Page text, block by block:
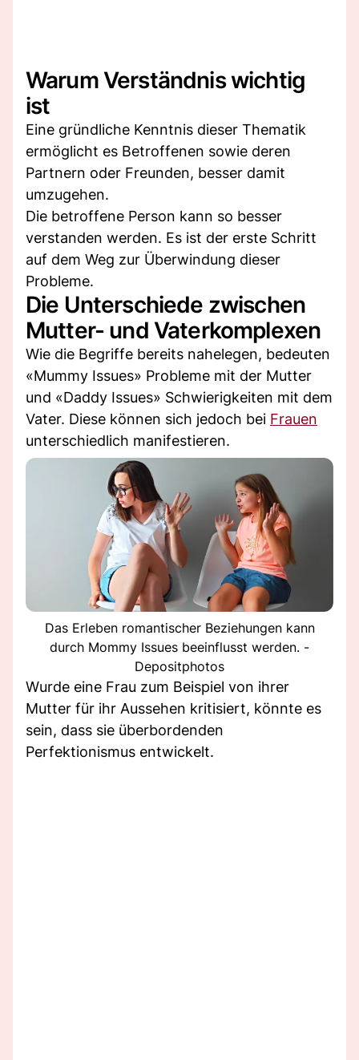
Warum Verständnis wichtig
ist
Eine gründliche Kenntnis dieser Thematik
ermöglicht es Betroffenen sowie deren
Partnern oder Freunden, besser damit
umzugehen.
Die betroffene Person kann so besser
verstanden werden. Es ist der erste Schritt
auf dem Weg zur Überwindung dieser
Probleme.
Die Unterschiede zwischen
Mutter- und Vaterkomplexen
Wie die Begriffe bereits nahelegen, bedeuten
«Mummy Issues» Probleme mit der Mutter
und «Daddy Issues» Schwierigkeiten mit dem
Vater. Diese können sich jedoch bei Frauen
unterschiedlich manifestieren.
Das Erleben romantischer Beziehungen kann
durch Mommy Issues beeinflusst werden. -
Depositphotos
Wurde eine Frau zum Beispiel von ihrer
Mutter für ihr Aussehen kritisiert, könnte es
sein, dass sie überbordenden
Perfektionismus entwickelt.